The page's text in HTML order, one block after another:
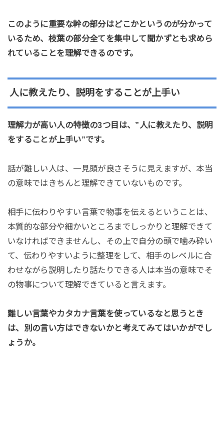
このように重要な幹の部分はどこかというのが分かって
いるため、枝葉の部分全てを集中して聞かずとも求めら
れていることを理解できるのです。
人に教えたり、説明をすることが上手い
理解力が高い人の特徴の3つ目は、”人に教えたり、説明
をすることが上手い”です。
話が難しい人は、一見頭が良さそうに見えますが、本当
の意味ではきちんと理解できていないものです。
相手に伝わりやすい言葉で物事を伝えるということは、
本質的な部分や細かいところまでしっかりと理解できて
いなければできませんし、その上で自分の頭で噛み砕い
て、伝わりやすいように整理をして、相手のレベルに合
わせながら説明したり話たりできる人は本当の意味でそ
の物事について理解できていると言えます。
難しい言葉やカタカナ言葉を使っているなと思うとき
は、別の言い方はできないかと考えてみてはいかがでし
ょうか。